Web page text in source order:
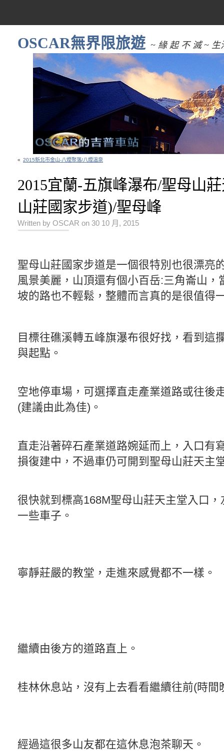
OSCAR無界限旅遊 ~ 緣 起 不 滅 ~ 生
« 2015新北市金山-八煙聚落/八煙溫泉
2015宜蘭-五旗峰瀑布/聖母山
山莊國家步道)/聖母峰
Written by OSCAR on 30 10 月, 2015
聖母山莊國家步道是一個很特別也很漂亮
風景美麗，山頂還有個小百岳:三角崙山，
坡的路也不輕鬆，整體而言真的是很值得
目標往礁溪轉五峰旗瀑布很好找，看到這
與起點。
空地停車場，可選擇直走產業道路或往後
(建議由此為佳)。
直走沿著碎石產業道路婉延而上，入口有
損復建中，不過車仍可開到聖母山莊天主
很快就到標高168M聖母山莊天主堂入口
一些車子。
寧靜莊嚴的教堂，走進來感覺都不一樣。
繼續由後方的道路直上。
桂林休息站，沒有上去看看繼續往前(時間
經過這很多山友都在這休息泡茶聊天。